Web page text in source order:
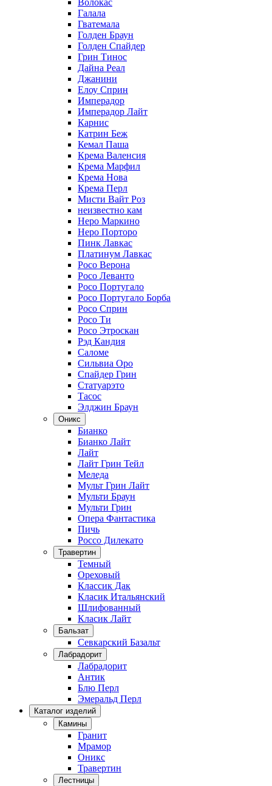
Волокас
Галала
Гватемала
Голден Браун
Голден Спайдер
Грин Тинос
Дайна Реал
Джанини
Елоу Сприн
Имперадор
Имперадор Лайт
Карнис
Катрин Беж
Кемал Паша
Крема Валенсия
Крема Марфил
Крема Нова
Крема Перл
Мисти Вайт Роз
неизвестно кам
Неро Маркино
Неро Порторо
Пинк Лавкаc
Платинум Лавкас
Росо Верона
Росо Леванто
Росо Португало
Росо Португало Борба
Росо Сприн
Росо Ти
Росо Этроскан
Рэд Кандия
Саломе
Сильвиа Оро
Спайдер Грин
Статуарэто
Тасос
Элджин Браун
Оникс
Бианко
Бианко Лайт
Лайт
Лайт Грин Тейл
Меледа
Мульт Грин Лайт
Мульти Браун
Мульти Грин
Опера Фантастика
Пичь
Россо Дилекато
Травертин
Темный
Ореховый
Классик Дак
Класик Итальянский
Шлифованный
Класик Лайт
Бальзат
Севкарский Базальт
Лабрадорит
Лабрадорит
Антик
Блю Перл
Эмеральд Перл
Каталог изделий
Камины
Гранит
Мрамор
Оникс
Травертин
Лестницы